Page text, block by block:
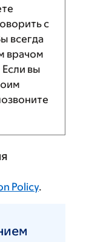
с
всегда
врачом
вы
Policy.